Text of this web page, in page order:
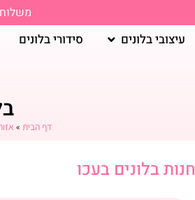
עיצובי בלונים סידורי בלונים
דף הבית »
חנות בלונים בעכו